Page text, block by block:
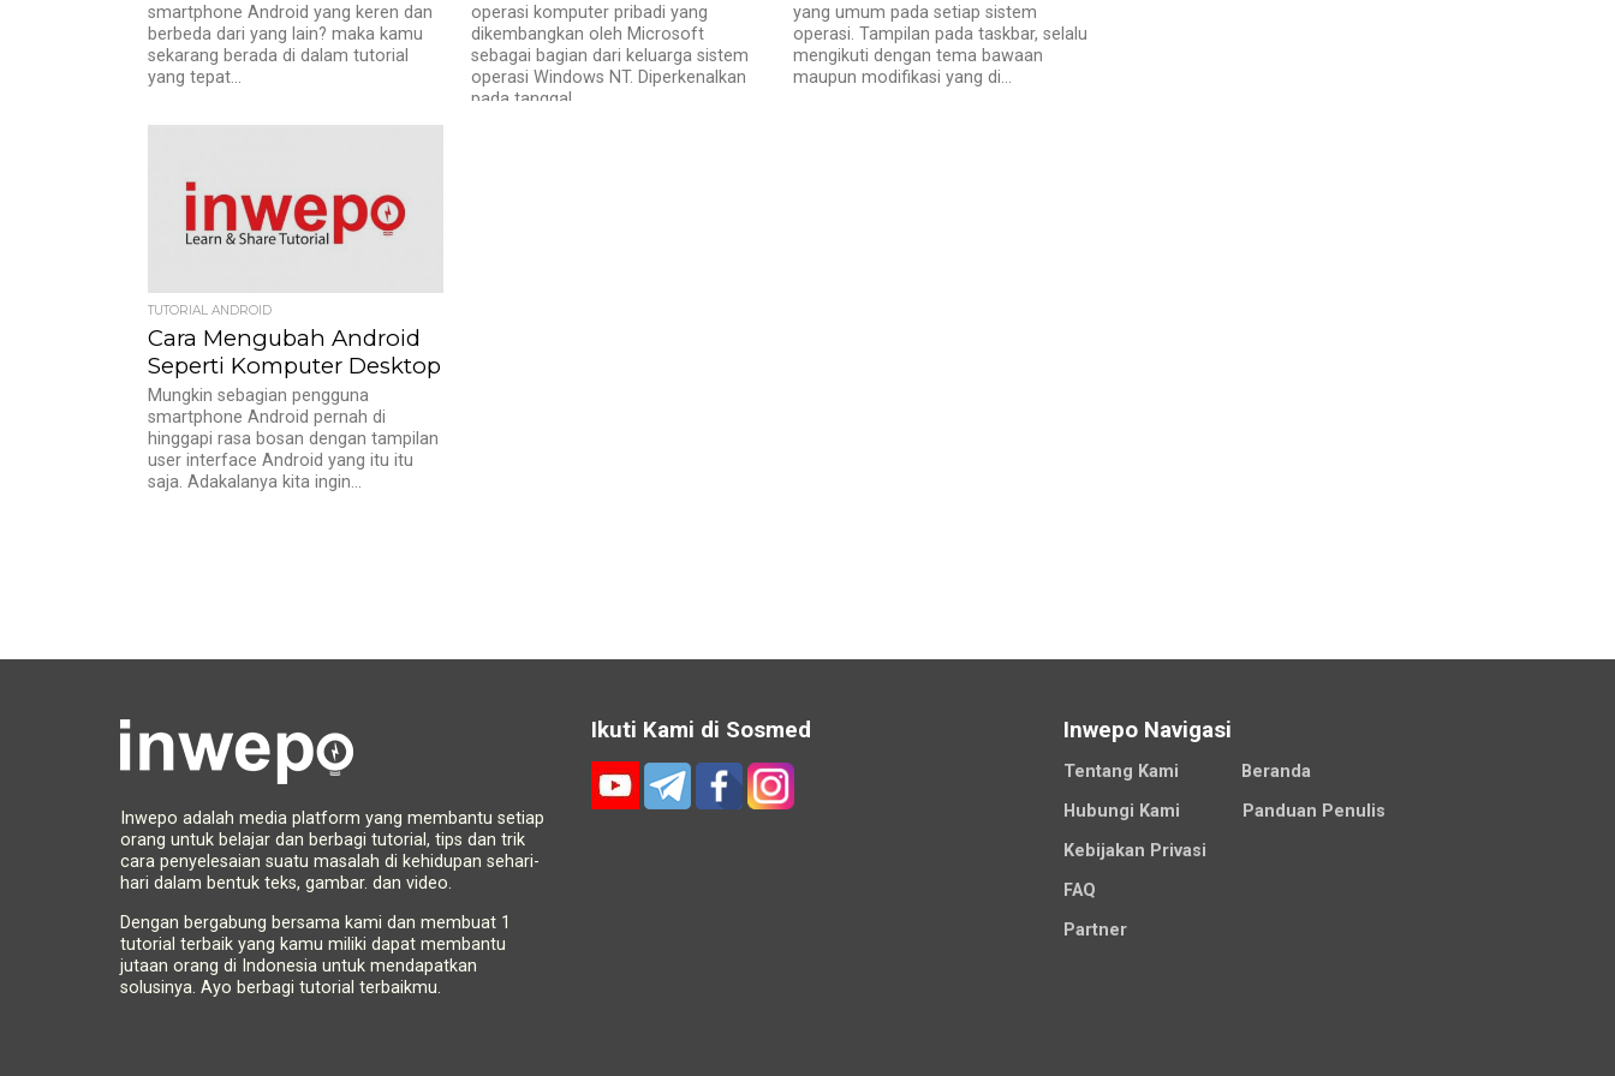
smartphone Android yang keren dan
berbeda dari yang lain? maka kamu
sekarang berada di dalam tutorial
yang tepat...
operasi komputer pribadi yang
dikembangkan oleh Microsoft
sebagai bagian dari keluarga sistem
operasi Windows NT. Diperkenalkan
pada tanggal...
yang umum pada setiap sistem
operasi. Tampilan pada taskbar, selalu
mengikuti dengan tema bawaan
maupun modifikasi yang di...
TUTORIAL ANDROID
Cara Mengubah Android
Seperti Komputer Desktop
Mungkin sebagian pengguna
smartphone Android pernah di
hinggapi rasa bosan dengan tampilan
user interface Android yang itu itu
saja. Adakalanya kita ingin...
Inwepo adalah media platform yang membantu setiap
orang untuk belajar dan berbagi tutorial, tips dan trik
cara penyelesaian suatu masalah di kehidupan sehari-
hari dalam bentuk teks, gambar. dan video.
Dengan bergabung bersama kami dan membuat 1
tutorial terbaik yang kamu miliki dapat membantu
jutaan orang di Indonesia untuk mendapatkan
solusinya. Ayo berbagi tutorial terbaikmu.
Ikuti Kami di Sosmed Inwepo Navigasi
Tentang Kami
Beranda
Hubungi Kami
Panduan Penulis
Kebijakan Privasi
FAQ
Partner